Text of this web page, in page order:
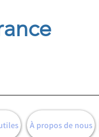
À propos de nous